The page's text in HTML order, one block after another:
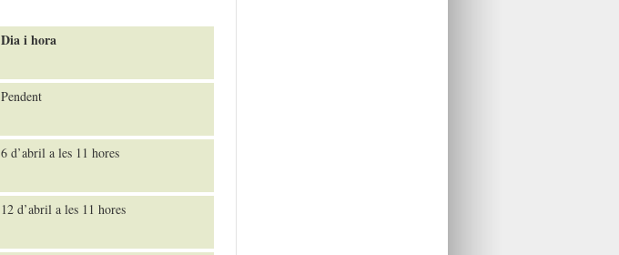
Dia i hora
Pendent
6 d’abril a les 11 hores
12 d’abril a les 11 hores